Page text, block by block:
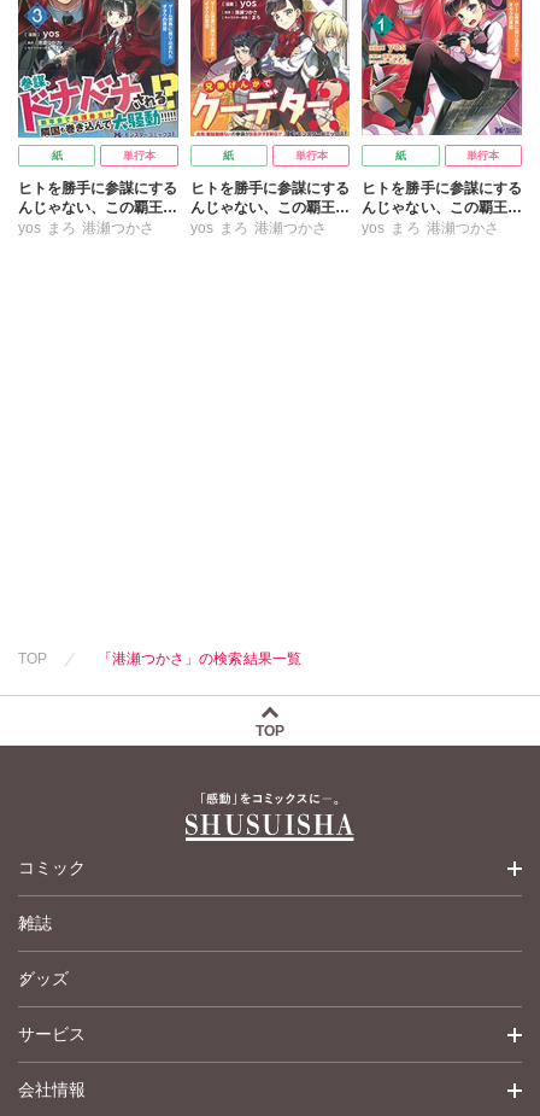
紙 単行本
ヒトを勝手に参謀にする
んじゃない、この覇王。
～ゲーム世界に放り込ま
yos まろ 港瀬つかさ
紙 単行本
ヒトを勝手に参謀にする
んじゃない、この覇王。
～ゲーム世界に放り込ま
yos まろ 港瀬つかさ
紙 単行本
ヒトを勝手に参謀にする
んじゃない、この覇王。
～ゲーム世界に放り込ま
yos まろ 港瀬つかさ
TOP 「港瀬つかさ」の検索結果一覧
TOP
コミック
少女コミック
女性コミック
ペットコミック
青年コミック
雑誌
グッズ
サービス
詳細検索
会社情報